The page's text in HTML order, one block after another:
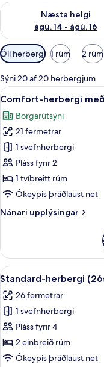
Næsta helgi
ágú. 14 - ágú. 16
Athuga framboð næstu
Síur
í
boði
fyrir
herbergi
Öll herbergi 1 rúm 2 rúm
Sýni 20 af 20 herbergjum
Skoða
allar
myndir
fyrir
Comfort-
herbergi
með
tvíbreiðu
(21.2
16
Comfort-herbergi
Borgarútsýni
21 fermetrar
1 svefnherbergi
Pláss fyrir 2
1 tvíbreitt rúm
Ókeypis þráðlaust net
Nánari upplýsingar
Nánari
herbergi
með
tvíbreiðu
(21.2
sqm)
Skoða
allar
myndir
fyrir
Standard-
herbergi
(26sqm)
12
Standard-herbergi
26 fermetrar
1 svefnherbergi
Pláss fyrir 4
2 einbreið rúm
Ókeypis þráðlaust net